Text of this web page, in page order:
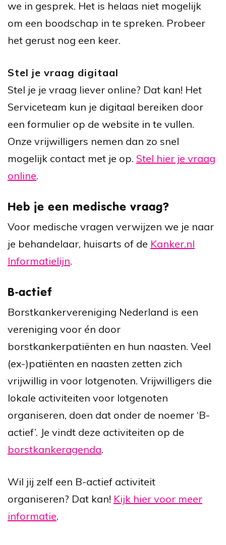
we in gesprek. Het is helaas niet mogelijk
om een boodschap in te spreken. Probeer
het gerust nog een keer.
Stel je vraag digitaal
Stel je je vraag liever online? Dat kan! Het
Serviceteam kun je digitaal bereiken door
een formulier op de website in te vullen.
Onze vrijwilligers nemen dan zo snel
mogelijk contact met je op. Stel hier je vraag
online.
Heb je een medische vraag?
Voor medische vragen verwijzen we je naar
je behandelaar, huisarts of de Kanker.nl
Informatielijn.
B-actief
Borstkankervereniging Nederland is een
vereniging voor én door
borstkankerpatiënten en hun naasten. Veel
(ex-)patiënten en naasten zetten zich
vrijwillig in voor lotgenoten. Vrijwilligers die
lokale activiteiten voor lotgenoten
organiseren, doen dat onder de noemer ‘B-
actief’. Je vindt deze activiteiten op de
borstkankeragenda.
Wil jij zelf een B-actief activiteit
organiseren? Dat kan! Kijk hier voor meer
informatie.